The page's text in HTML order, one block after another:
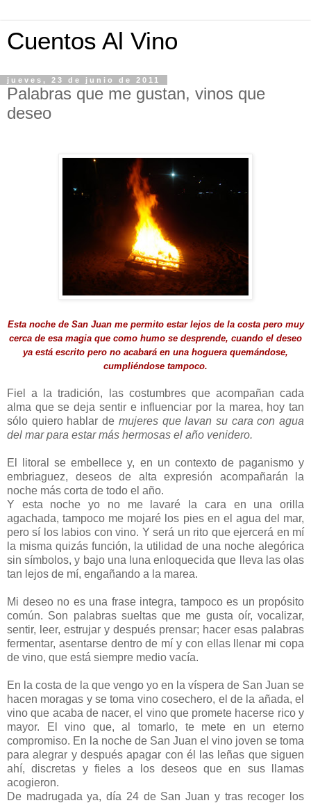
Cuentos Al Vino
jueves, 23 de junio de 2011
Palabras que me gustan, vinos que
deseo
Esta noche de San Juan me permito estar lejos de la costa pero muy
cerca de esa magia que como humo se desprende, cuando el deseo
ya está escrito pero no acabará en una hoguera quemándose,
cumpliéndose tampoco.
Fiel a la tradición, las costumbres que acompañan cada
alma que se deja sentir e influenciar por la marea, hoy tan
sólo quiero hablar de mujeres que lavan su cara con agua
del mar para estar más hermosas el año venidero.
El litoral se embellece y, en un contexto de paganismo y
embriaguez, deseos de alta expresión acompañarán la
noche más corta de todo el año.
Y esta noche yo no me lavaré la cara en una orilla
agachada, tampoco me mojaré los pies en el agua del mar,
pero sí los labios con vino. Y será un rito que ejercerá en mí
la misma quizás función, la utilidad de una noche alegórica
sin símbolos, y bajo una luna enloquecida que lleva las olas
tan lejos de mí, engañando a la marea.
Mi deseo no es una frase integra, tampoco es un propósito
común. Son palabras sueltas que me gusta oír, vocalizar,
sentir, leer, estrujar y después prensar; hacer esas palabras
fermentar, asentarse dentro de mí y con ellas llenar mi copa
de vino, que está siempre medio vacía.
En la costa de la que vengo yo en la víspera de San Juan se
hacen moragas y se toma vino cosechero, el de la añada, el
vino que acaba de nacer, el vino que promete hacerse rico y
mayor. El vino que, al tomarlo, te mete en un eterno
compromiso. En la noche de San Juan el vino joven se toma
para alegrar y después apagar con él las leñas que siguen
ahí, discretas y fieles a los deseos que en sus llamas
acogieron.
De madrugada ya, día 24 de San Juan y tras recoger los